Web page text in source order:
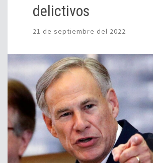
delictivos
21 de septiembre del 2022